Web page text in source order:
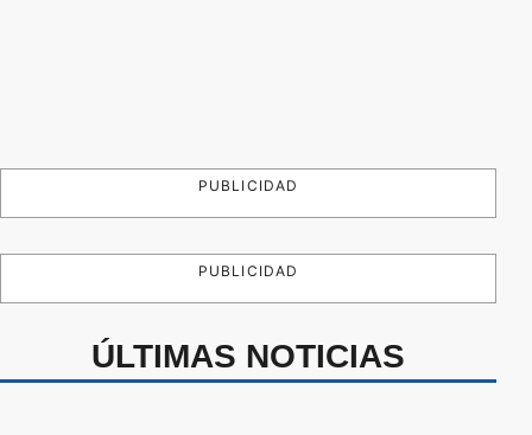
PUBLICIDAD
PUBLICIDAD
ÚLTIMAS NOTICIAS